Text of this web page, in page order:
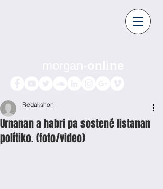
Urnanan a habri pa sostené listanan
polítiko. (foto/video)
Redakshon